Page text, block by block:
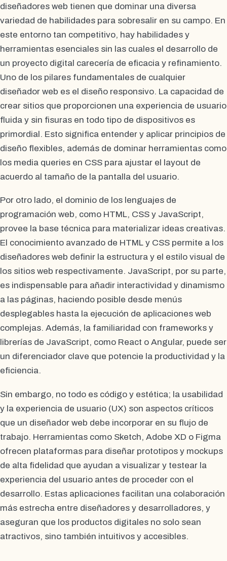
diseñadores web tienen que dominar una diversa
variedad de habilidades para sobresalir en su campo. En
este entorno tan competitivo, hay habilidades y
herramientas esenciales sin las cuales el desarrollo de
un proyecto digital carecería de eficacia y refinamiento.
Uno de los pilares fundamentales de cualquier
diseñador web es el diseño responsivo. La capacidad de
crear sitios que proporcionen una experiencia de usuario
fluida y sin fisuras en todo tipo de dispositivos es
primordial. Esto significa entender y aplicar principios de
diseño flexibles, además de dominar herramientas como
los media queries en CSS para ajustar el layout de
acuerdo al tamaño de la pantalla del usuario.
Por otro lado, el dominio de los lenguajes de
programación web, como HTML, CSS y JavaScript,
provee la base técnica para materializar ideas creativas.
El conocimiento avanzado de HTML y CSS permite a los
diseñadores web definir la estructura y el estilo visual de
los sitios web respectivamente. JavaScript, por su parte,
es indispensable para añadir interactividad y dinamismo
a las páginas, haciendo posible desde menús
desplegables hasta la ejecución de aplicaciones web
complejas. Además, la familiaridad con frameworks y
librerías de JavaScript, como React o Angular, puede ser
un diferenciador clave que potencie la productividad y la
eficiencia.
Sin embargo, no todo es código y estética; la usabilidad
y la experiencia de usuario (UX) son aspectos críticos
que un diseñador web debe incorporar en su flujo de
trabajo. Herramientas como Sketch, Adobe XD o Figma
ofrecen plataformas para diseñar prototipos y mockups
de alta fidelidad que ayudan a visualizar y testear la
experiencia del usuario antes de proceder con el
desarrollo. Estas aplicaciones facilitan una colaboración
más estrecha entre diseñadores y desarrolladores, y
aseguran que los productos digitales no solo sean
atractivos, sino también intuitivos y accesibles.